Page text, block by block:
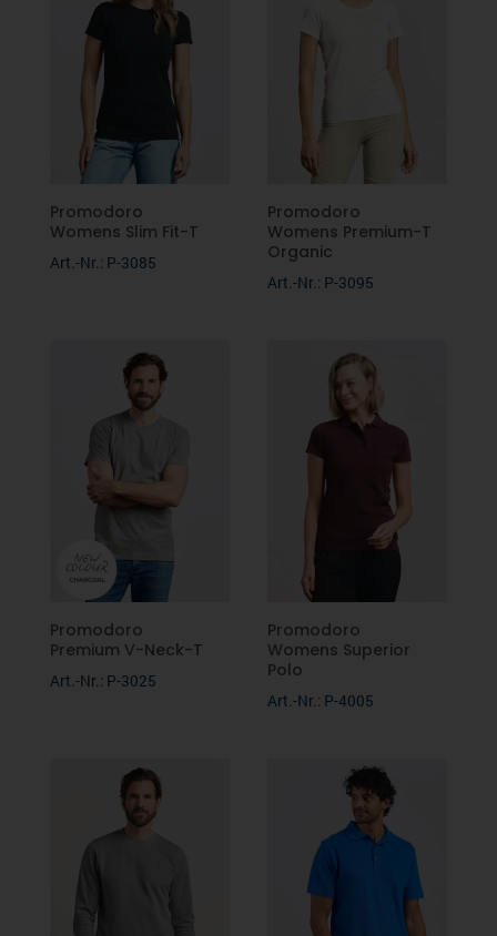
Jacken
Softshell
Fleecebekleidung
Hosen
Fruit of the Loom
Phil Bexter
Pen Duick
Karlowsky
Promodoro
Malfini
RUSSELL
THE ONE
LINOTEX
Über uns
Beratung
Downloads
Newsletter
Firmenbekleidung
Verschiedene Anlässe
Promodoro
Womens Slim Fit-T
Art.-Nr.: P-3085
Promodoro
Womens Premium-T
Organic
Art.-Nr.: P-3095
Promodoro
Premium V-Neck-T
Art.-Nr.: P-3025
Promodoro
Womens Superior
Polo
Art.-Nr.: P-4005